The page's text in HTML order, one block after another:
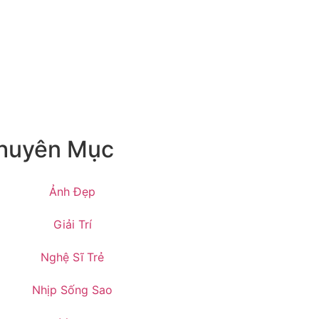
Mục
Ảnh Đẹp
Giải Trí
Nghệ Sĩ Trẻ
Nhịp Sống Sao